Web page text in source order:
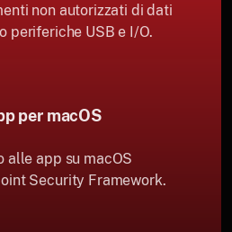
non autorizzati di dati
periferiche USB e I/O.
per macOS
alle app su macOS
Security Framework.